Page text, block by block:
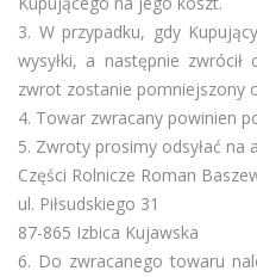
3. W przypadku, gdy
wysyłki, a następnie
zwrot zostanie pomniejszony
4. Towar zwracany powinien
5. Zwroty prosimy odsyłać na
Części Rolnicze Roman
ul. Piłsudskiego 31
87-865 Izbica Kujawska
6. Do zwracanego towaru